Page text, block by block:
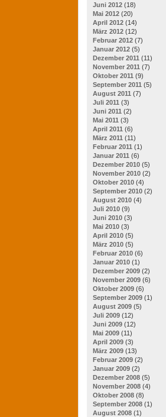
Juni 2012 (18)
Mai 2012 (20)
April 2012 (14)
März 2012 (12)
Februar 2012 (7)
Januar 2012 (5)
Dezember 2011 (11)
November 2011 (7)
Oktober 2011 (9)
September 2011 (5)
August 2011 (7)
Juli 2011 (3)
Juni 2011 (2)
Mai 2011 (3)
April 2011 (6)
März 2011 (11)
Februar 2011 (1)
Januar 2011 (6)
Dezember 2010 (5)
November 2010 (2)
Oktober 2010 (4)
September 2010 (2)
August 2010 (4)
Juli 2010 (9)
Juni 2010 (3)
Mai 2010 (3)
April 2010 (5)
März 2010 (5)
Februar 2010 (6)
Januar 2010 (1)
Dezember 2009 (2)
November 2009 (6)
Oktober 2009 (6)
September 2009 (1)
August 2009 (5)
Juli 2009 (12)
Juni 2009 (12)
Mai 2009 (11)
April 2009 (3)
März 2009 (13)
Februar 2009 (2)
Januar 2009 (2)
Dezember 2008 (5)
November 2008 (4)
Oktober 2008 (8)
September 2008 (1)
August 2008 (1)